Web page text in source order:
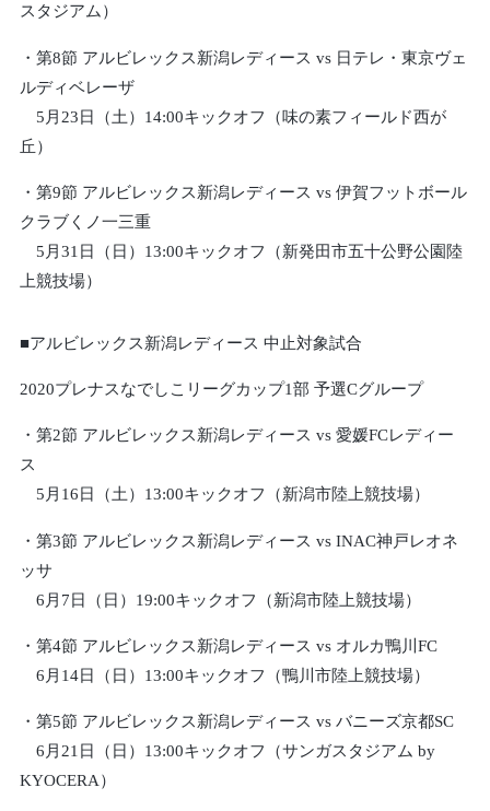
スタジアム）
・第8節 アルビレックス新潟レディース vs 日テレ・東京ヴェ
ルディベレーザ
5月23日（土）14:00キックオフ（味の素フィールド西が
丘）
・第9節 アルビレックス新潟レディース vs 伊賀フットボール
クラブくノ一三重
5月31日（日）13:00キックオフ（新発田市五十公野公園陸
上競技場）
■アルビレックス新潟レディース 中止対象試合
2020プレナスなでしこリーグカップ1部 予選Cグループ
・第2節 アルビレックス新潟レディース vs 愛媛FCレディー
ス
5月16日（土）13:00キックオフ（新潟市陸上競技場）
・第3節 アルビレックス新潟レディース vs INAC神戸レオネ
ッサ
6月7日（日）19:00キックオフ（新潟市陸上競技場）
・第4節 アルビレックス新潟レディース vs オルカ鴨川FC
6月14日（日）13:00キックオフ（鴨川市陸上競技場）
・第5節 アルビレックス新潟レディース vs バニーズ京都SC
6月21日（日）13:00キックオフ（サンガスタジアム by
KYOCERA）